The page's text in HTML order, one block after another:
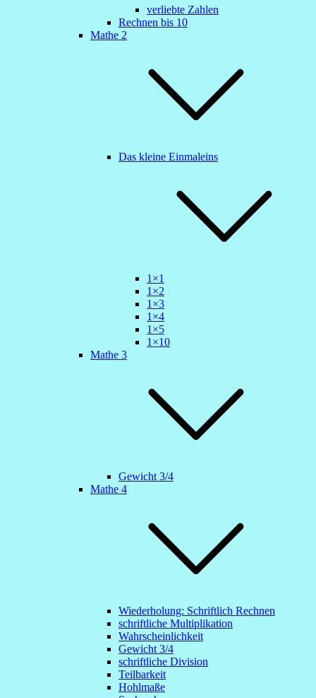
verliebte Zahlen
Rechnen bis 10
Mathe 2
Das kleine Einmaleins
1×1
1×2
1×3
1×4
1×5
1×10
Mathe 3
Gewicht 3/4
Mathe 4
Wiederholung: Schriftlich Rechnen
schriftliche Multiplikation
Wahrscheinlichkeit
Gewicht 3/4
schriftliche Division
Teilbarkeit
Hohlmaße